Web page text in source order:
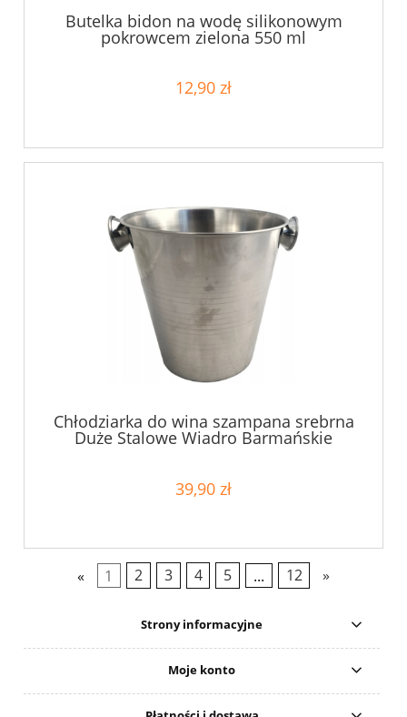
Butelka bidon na wodę silikonowym
pokrowcem zielona 550 ml
12,90 zł
Chłodziarka do wina szampana srebrna
Duże Stalowe Wiadro Barmańskie
39,90 zł
« 1 2 3 4 5 ... 12 »
Strony informacyjne
Moje konto